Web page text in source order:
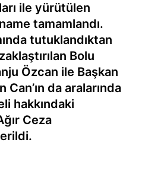
ile yürütülen
tamamlandı.
tutuklandıktan
Bolu
Özcan ile Başkan
Can’ın da aralarında
hakkındaki
Ceza